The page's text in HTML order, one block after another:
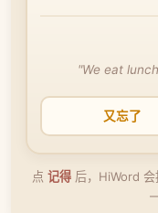
"We eat
又忘了
点 记得后，HiWord 会